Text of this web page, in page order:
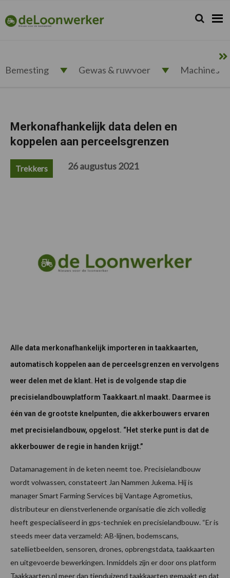
de
hoofdnavigatie
de
hoofd
de
eerste
de
voettekst
deloonwerker.nl Zoeken...
Zoek
Bemesting Gewas & ruwvoer Machines
Merkonafhankelijk data delen en
koppelen aan perceelsgrenzen
Trekkers 26 augustus 2021
Alle data merkonafhankelijk importeren in taakkaarten,
automatisch koppelen aan de perceelsgrenzen en vervolgens
weer delen met de klant. Het is de volgende stap die
precisielandbouwplatform Taakkaart.nl maakt. Daarmee is
één van de grootste knelpunten, die akkerbouwers ervaren
met precisielandbouw, opgelost. “Het sterke punt is dat de
akkerbouwer de regie in handen krijgt.”
Datamanagement in de keten neemt toe. Precisielandbouw
wordt volwassen, constateert Jan Nammen Jukema. Hij is
manager Smart Farming Services bij Vantage Agrometius,
distributeur en dienstverlenende organisatie die zich volledig
heeft gespecialiseerd in gps-techniek en precisielandbouw. “Er is
steeds meer data verzameld: AB-lijnen, bodemscans,
satellietbeelden, sensoren, drones, opbrengstdata, taakkaarten
en uitgevoerde bewerkingen. Inmiddels zijn er door ons platform
Taakkaarten.nl meer dan tienduizend taakkaarten gemaakt en dat